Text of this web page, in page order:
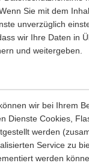
Sie mit dem
unverzüglich
wir Ihre Daten in
und weitergeben.
wir bei Ihrem
Cookies,
werden
Service zu
werden